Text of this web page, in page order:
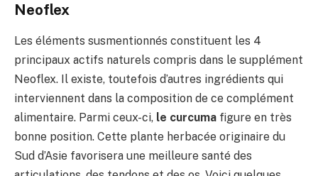
Neoflex
Les éléments susmentionnés constituent les 4
principaux actifs naturels compris dans le supplément
Neoflex. Il existe, toutefois d’autres ingrédients qui
interviennent dans la composition de ce complément
alimentaire. Parmi ceux-ci, le curcuma figure en très
bonne position. Cette plante herbacée originaire du
Sud d’Asie favorisera une meilleure santé des